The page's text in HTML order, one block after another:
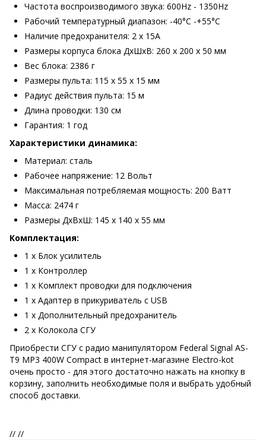
Частота воспроизводимого звука: 600Hz - 1350Hz
Рабочий температурный диапазон: -40°С -+55°С
Наличие предохранителя: 2 х 15А
Размеры корпуса блока ДхШхВ: 260 х 200 х 50 мм
Вес блока: 2386 г
Размеры пульта: 115 х 55 х 15 мм
Радиус действия пульта: 15 м
Длина проводки: 130 см
Гарантия: 1 год
Характеристики динамика:
Материал: сталь
Рабочее напряжение: 12 Вольт
Максимальная потребляемая мощность: 200 Ватт
Масса: 2474 г
Размеры ДхВхШ: 145 x 140 x 55 мм
Комплектация:
1 х Блок усилитель
1 х Контроллер
1 х Комплект проводки для подключения
1 х Адаптер в прикуриватель с USB
1 x Дополнительный предохранитель
2 х Колокола СГУ
Приобрести СГУ с радио манипулятором Federal Signal AS-
T9 MP3 400W Compact в интернет-магазине Electro-kot
очень просто - для этого достаточно нажать на кнопку в
корзину, заполнить необходимые поля и выбрать удобный
способ доставки.
// //